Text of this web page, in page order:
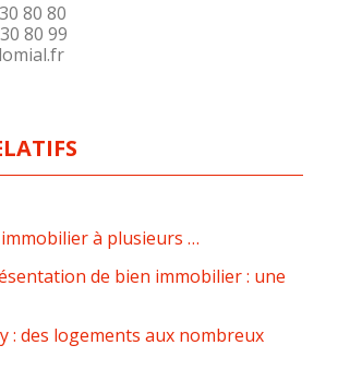
80 80
80 99
à plusieurs …
de bien immobilier : une
: des logements aux nombreux